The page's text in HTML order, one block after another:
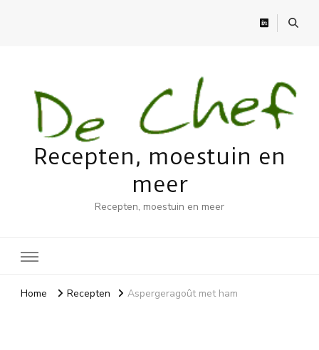
Recepten, moestuin en
meer
Recepten, moestuin en meer
Home Recepten Aspergeragoût met ham